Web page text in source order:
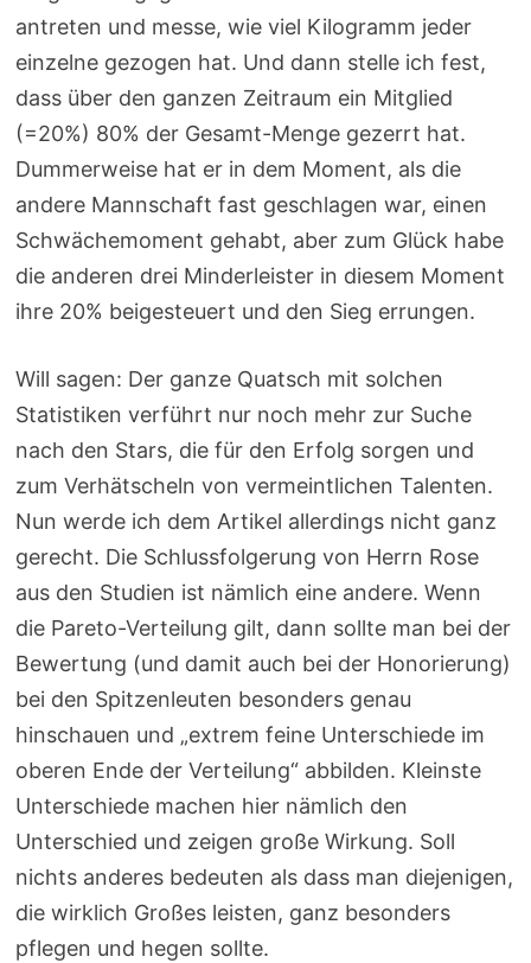
antreten und messe, wie viel Kilogramm jeder
einzelne gezogen hat. Und dann stelle ich fest,
dass über den ganzen Zeitraum ein Mitglied
(=20%) 80% der Gesamt-Menge gezerrt hat.
Dummerweise hat er in dem Moment, als die
andere Mannschaft fast geschlagen war, einen
Schwächemoment gehabt, aber zum Glück habe
die anderen drei Minderleister in diesem Moment
ihre 20% beigesteuert und den Sieg errungen.
Will sagen: Der ganze Quatsch mit solchen
Statistiken verführt nur noch mehr zur Suche
nach den Stars, die für den Erfolg sorgen und
zum Verhätscheln von vermeintlichen Talenten.
Nun werde ich dem Artikel allerdings nicht ganz
gerecht. Die Schlussfolgerung von Herrn Rose
aus den Studien ist nämlich eine andere. Wenn
die Pareto-Verteilung gilt, dann sollte man bei der
Bewertung (und damit auch bei der Honorierung)
bei den Spitzenleuten besonders genau
hinschauen und „extrem feine Unterschiede im
oberen Ende der Verteilung“ abbilden. Kleinste
Unterschiede machen hier nämlich den
Unterschied und zeigen große Wirkung. Soll
nichts anderes bedeuten als dass man diejenigen,
die wirklich Großes leisten, ganz besonders
pflegen und hegen sollte.